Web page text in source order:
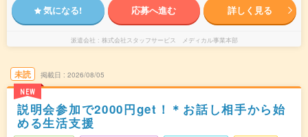
気になる! 応募へ進む 詳しく見る
派遣会社 株式会社スタッフサービス メディカル事業本部
未読
NEW
掲載日 2026/08/05
説明会参加で2000円get！＊お話し相手から始
める生活支援